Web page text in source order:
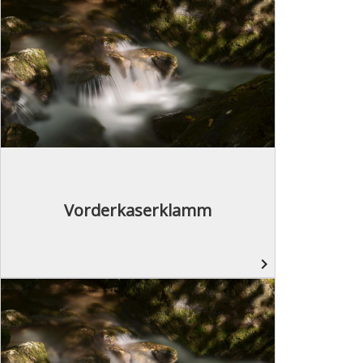
Vorderkaserklamm
navigate_next